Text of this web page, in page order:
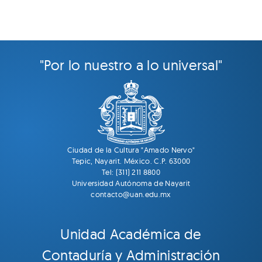
"Por lo nuestro a lo universal"
Ciudad de la Cultura "Amado Nervo"
Tepic, Nayarit. México. C.P. 63000
Tel: (311) 211 8800
Universidad Autónoma de Nayarit
contacto@uan.edu.mx
Unidad Académica de
Contaduría y Administración